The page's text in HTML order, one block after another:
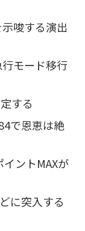
唆する演出
モード移行
する
で恩恵は絶
ントMAXが
に突入する